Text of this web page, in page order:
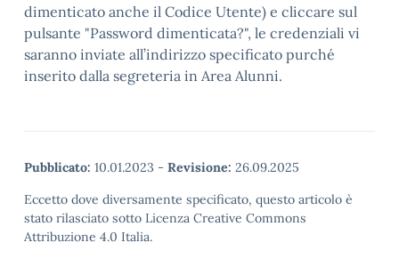
dimenticato anche il Codice Utente) e cliccare sul
pulsante "Password dimenticata?", le credenziali vi
saranno inviate all’indirizzo specificato purché
inserito dalla segreteria in Area Alunni.
Pubblicato: 10.01.2023 - Revisione: 26.09.2025
Eccetto dove diversamente specificato, questo articolo è
stato rilasciato sotto Licenza Creative Commons
Attribuzione 4.0 Italia.